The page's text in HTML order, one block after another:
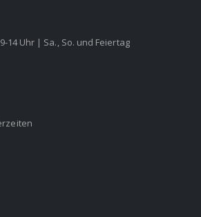
14 Uhr | Sa., So. und Feiertag